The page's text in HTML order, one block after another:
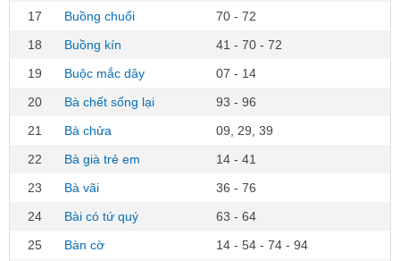
17
Buồng chuối
70 - 72
18
Buồng kín
41 - 70 - 72
19
Buộc mắc dây
07 - 14
20
Bà chết sống lại
93 - 96
21
Bà chửa
09, 29, 39
22
Bà già trẻ em
14 - 41
23
Bà vãi
36 - 76
24
Bài có tứ quý
63 - 64
25
Bàn cờ
14 - 54 - 74 - 94